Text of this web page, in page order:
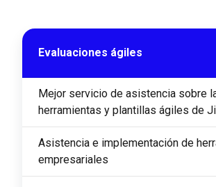
Evaluaciones ágiles
Mejor servicio de asistencia sobre
herramientas y plantillas ágiles de
Asistencia e implementación de
empresariales